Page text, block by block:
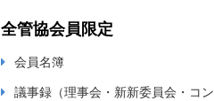
全管協会員限定
会員名簿
議事録（理事会・新新委員会・コン